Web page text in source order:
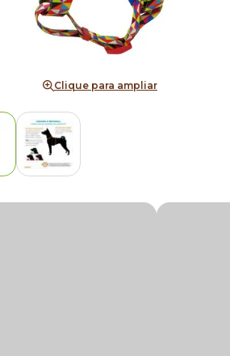
Clique para ampliar